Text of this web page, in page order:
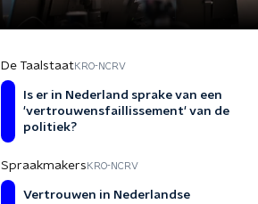
De TaalstaatKRO-NCRV
Is er in Nederland sprake van een
'vertrouwensfaillissement' van de
politiek?
Spraakmakers KRO-NCRV
Vertrouwen in Nederlandse